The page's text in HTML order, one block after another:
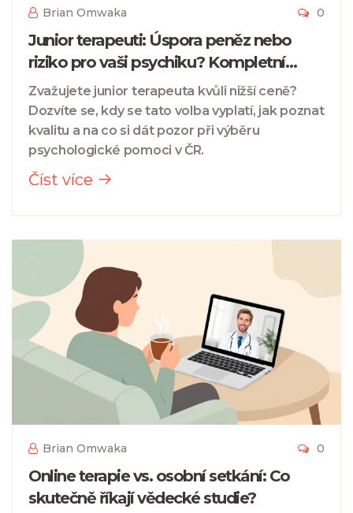
Brian Omwaka 0
Junior terapeuti: Úspora peněz nebo
riziko pro vaši psychiku? Kompletní
průvodce
Zvažujete junior terapeuta kvůli nižší ceně?
Dozvíte se, kdy se tato volba vyplatí, jak poznat
kvalitu a na co si dát pozor při výběru
psychologické pomoci v ČR.
Číst více
Brian Omwaka 0
Online terapie vs. osobní setkání: Co
skutečně říkají vědecké studie?